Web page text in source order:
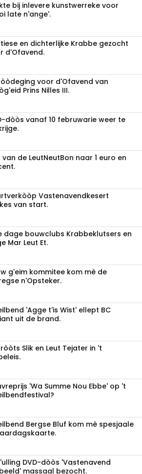
bij inlevere kunstwerreke voor
late n'ange'.
en dichterlijke Krabbe gezocht
d'Ofavend.
voor d'Ofavend van
Prins Nilles III.
dòòs vanaf 10 februwarie weer te
van de LeutNeutBon naar 1 euro en
Vastenavendkesert
van start.
dage bouwclubs Krabbeklutsers en
Mar Leut Et.
g'eim kommitee kom mè de
n'Opsteker.
'Agge t'is Wist' ellept BC
uit de brand.
Slik en Leut Tejater in 't
'Wa Summe Nou Ebbe' op 't
Bergse Bluf kom mè spesjaale
DVD-dòòs 'Vastenavend
massaal bezocht.